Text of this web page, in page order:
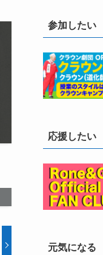
参加したい
応援したい
元気になる